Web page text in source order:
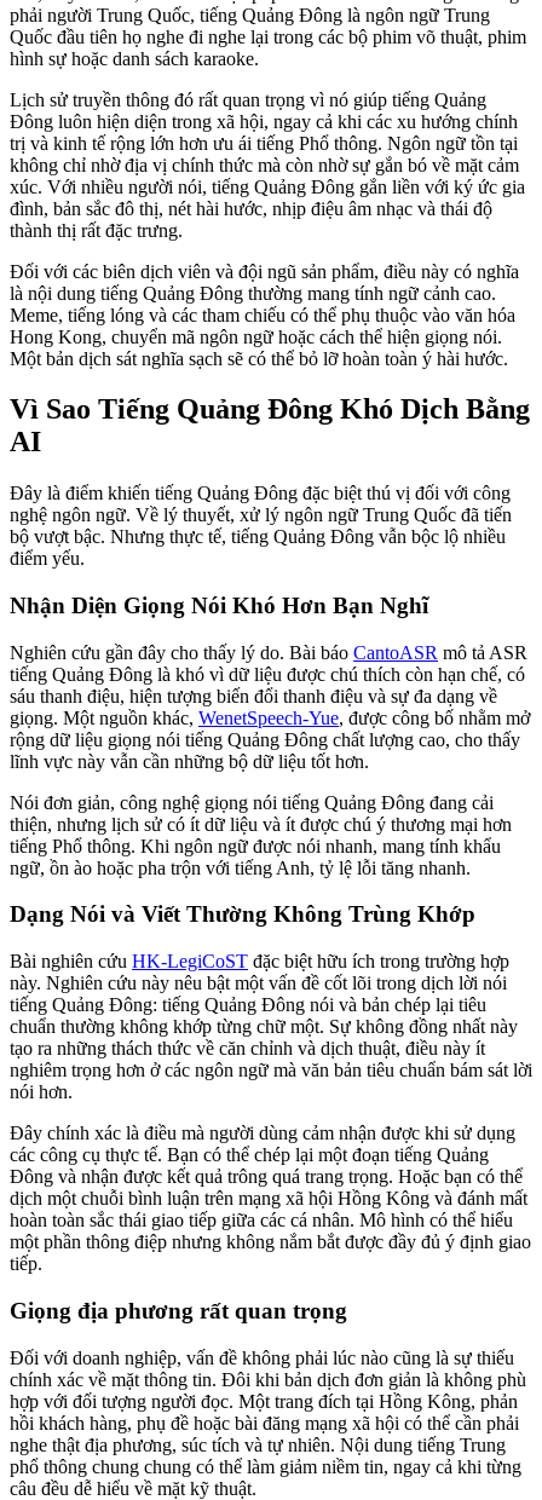
phải người Trung Quốc, tiếng Quảng Đông là ngôn ngữ Trung
Quốc đầu tiên họ nghe đi nghe lại trong các bộ phim võ thuật, phim
hình sự hoặc danh sách karaoke.
Lịch sử truyền thông đó rất quan trọng vì nó giúp tiếng Quảng
Đông luôn hiện diện trong xã hội, ngay cả khi các xu hướng chính
trị và kinh tế rộng lớn hơn ưu ái tiếng Phổ thông. Ngôn ngữ tồn tại
không chỉ nhờ địa vị chính thức mà còn nhờ sự gắn bó về mặt cảm
xúc. Với nhiều người nói, tiếng Quảng Đông gắn liền với ký ức gia
đình, bản sắc đô thị, nét hài hước, nhịp điệu âm nhạc và thái độ
thành thị rất đặc trưng.
Đối với các biên dịch viên và đội ngũ sản phẩm, điều này có nghĩa
là nội dung tiếng Quảng Đông thường mang tính ngữ cảnh cao.
Meme, tiếng lóng và các tham chiếu có thể phụ thuộc vào văn hóa
Hong Kong, chuyển mã ngôn ngữ hoặc cách thể hiện giọng nói.
Một bản dịch sát nghĩa sạch sẽ có thể bỏ lỡ hoàn toàn ý hài hước.
Vì Sao Tiếng Quảng Đông Khó Dịch Bằng
AI
Đây là điểm khiến tiếng Quảng Đông đặc biệt thú vị đối với công
nghệ ngôn ngữ. Về lý thuyết, xử lý ngôn ngữ Trung Quốc đã tiến
bộ vượt bậc. Nhưng thực tế, tiếng Quảng Đông vẫn bộc lộ nhiều
điểm yếu.
Nhận Diện Giọng Nói Khó Hơn Bạn Nghĩ
Nghiên cứu gần đây cho thấy lý do. Bài báo CantoASR mô tả ASR
tiếng Quảng Đông là khó vì dữ liệu được chú thích còn hạn chế, có
sáu thanh điệu, hiện tượng biến đổi thanh điệu và sự đa dạng về
giọng. Một nguồn khác, WenetSpeech-Yue, được công bố nhằm mở
rộng dữ liệu giọng nói tiếng Quảng Đông chất lượng cao, cho thấy
lĩnh vực này vẫn cần những bộ dữ liệu tốt hơn.
Nói đơn giản, công nghệ giọng nói tiếng Quảng Đông đang cải
thiện, nhưng lịch sử có ít dữ liệu và ít được chú ý thương mại hơn
tiếng Phổ thông. Khi ngôn ngữ được nói nhanh, mang tính khẩu
ngữ, ồn ào hoặc pha trộn với tiếng Anh, tỷ lệ lỗi tăng nhanh.
Dạng Nói và Viết Thường Không Trùng Khớp
Bài nghiên cứu HK-LegiCoST đặc biệt hữu ích trong trường hợp
này. Nghiên cứu này nêu bật một vấn đề cốt lõi trong dịch lời nói
tiếng Quảng Đông: tiếng Quảng Đông nói và bản chép lại tiêu
chuẩn thường không khớp từng chữ một. Sự không đồng nhất này
tạo ra những thách thức về căn chỉnh và dịch thuật, điều này ít
nghiêm trọng hơn ở các ngôn ngữ mà văn bản tiêu chuẩn bám sát lời
nói hơn.
Đây chính xác là điều mà người dùng cảm nhận được khi sử dụng
các công cụ thực tế. Bạn có thể chép lại một đoạn tiếng Quảng
Đông và nhận được kết quả trông quá trang trọng. Hoặc bạn có thể
dịch một chuỗi bình luận trên mạng xã hội Hồng Kông và đánh mất
hoàn toàn sắc thái giao tiếp giữa các cá nhân. Mô hình có thể hiểu
một phần thông điệp nhưng không nắm bắt được đầy đủ ý định giao
tiếp.
Giọng địa phương rất quan trọng
Đối với doanh nghiệp, vấn đề không phải lúc nào cũng là sự thiếu
chính xác về mặt thông tin. Đôi khi bản dịch đơn giản là không phù
hợp với đối tượng người đọc. Một trang đích tại Hồng Kông, phản
hồi khách hàng, phụ đề hoặc bài đăng mạng xã hội có thể cần phải
nghe thật địa phương, súc tích và tự nhiên. Nội dung tiếng Trung
phổ thông chung chung có thể làm giảm niềm tin, ngay cả khi từng
câu đều dễ hiểu về mặt kỹ thuật.